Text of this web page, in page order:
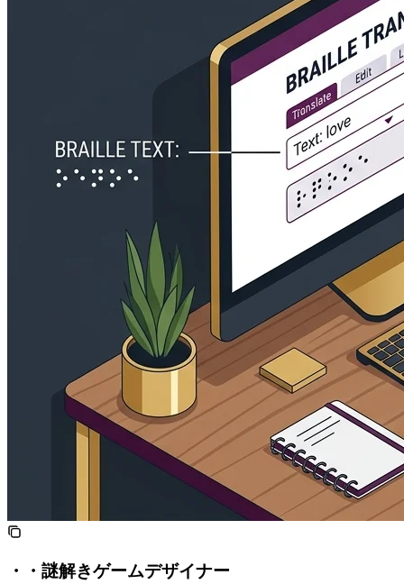
SNS・ARG・謎解きゲームデザイナー